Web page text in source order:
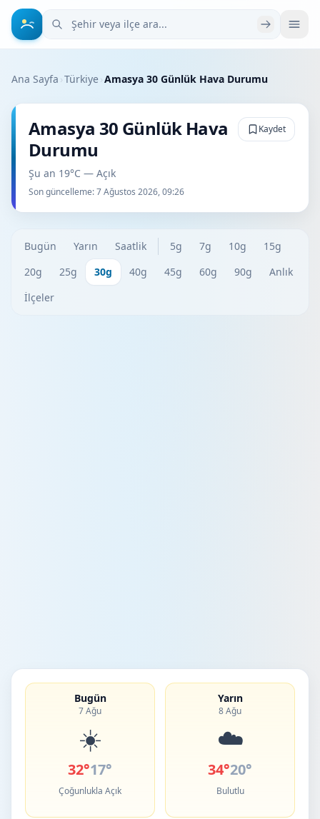
Şehir veya ilçe ara
Ana Sayfa ›Türkiye›Amasya 30 Günlük Hava Durumu
Amasya 30 Günlük Hava
Durumu
Şu an 19°C — Açık
Son güncelleme:7 Ağustos 2026, 09:26
Kaydet
Bugün Yarın Saatlik 5g 7g 10g
15g
20g
25g 30g 40g 45g 60g 90g
Anlık
İlçeler
Bugün
7 Ağu
☀️
32°17°
Çoğunlukla Açık
Yarın
8 Ağu
☁️
34°20°
Bulutlu